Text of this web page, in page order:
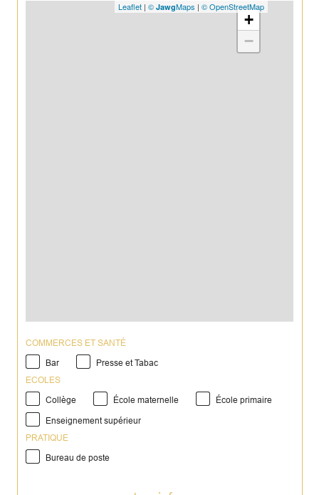
+
−
Leaflet | © JawgMaps | © OpenStreetMap
COMMERCES ET SANTÉ
Bar
Presse et Tabac
ECOLES
Collège
École maternelle École primaire
Enseignement supérieur
PRATIQUE
Bureau de poste